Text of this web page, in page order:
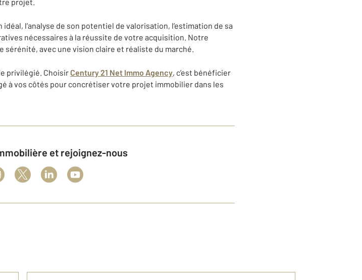
l’analyse de son potentiel de valorisation, l’estimation de sa
nécessaires à la réussite de votre acquisition. Notre
avec une vision claire et réaliste du marché.
privilégié. Choisir Century 21 Net Immo Agency, c’est bénéficier
à vos côtés pour concrétiser votre projet immobilier dans les
et rejoignez-nous